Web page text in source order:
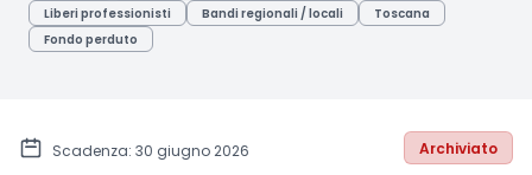
Liberi professionisti
Bandi regionali / locali
Toscana
Fondo perduto
Scadenza: 30 giugno 2026 Archiviato